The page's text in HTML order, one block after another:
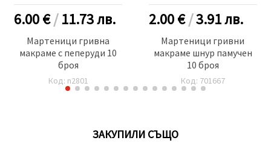
6.00 €/11.73лв.
Мартеници гривна
макраме с пеперуди 10
броя
Код: n2801
2.00 €/3.91лв.
Мартеници гривни
макраме шнур памучен
10 броя
Код: 701667
ЗАКУПИЛИ СЪЩО